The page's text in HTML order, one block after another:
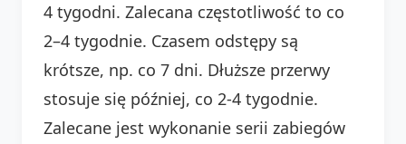
4 tygodni. Zalecana częstotliwość to co
2–4 tygodnie. Czasem odstępy są
krótsze, np. co 7 dni. Dłuższe przerwy
stosuje się później, co 2-4 tygodnie.
Zalecane jest wykonanie serii zabiegów